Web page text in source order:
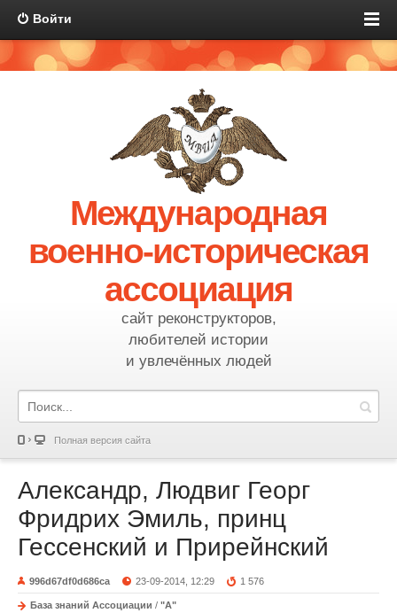
Войти
Международная
военно-историческая
ассоциация
сайт реконструкторов,
любителей истории
и увлечённых людей
Полная версия сайта
Александр, Людвиг Георг
Фридрих Эмиль, принц
Гессенский и Прирейнский
996d67df0d686ca 23-09-2014, 12:29 1 576
База знаний Ассоциации / "А"